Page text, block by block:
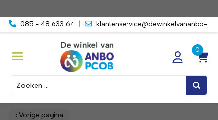
085 - 48 633 64
klantenservice@dewinkelvananbo-
Zoeken
‹ Vorige pagina